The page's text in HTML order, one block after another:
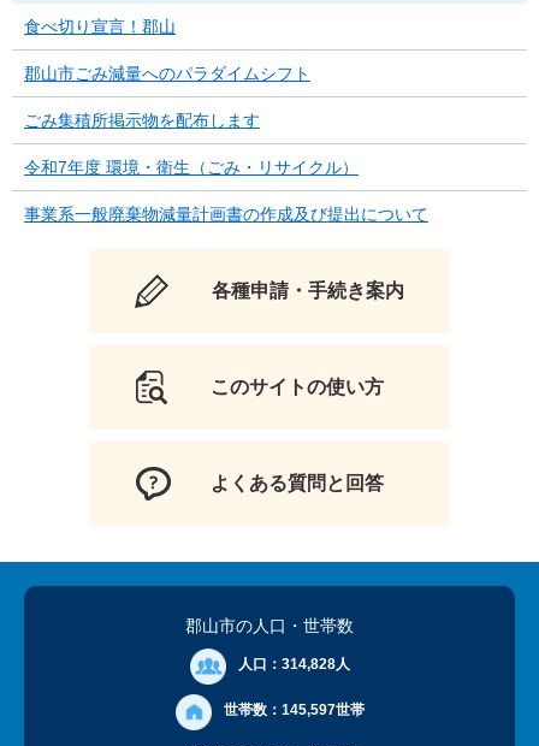
食べ切り宣言！郡山
郡山市ごみ減量へのパラダイムシフト
ごみ集積所掲示物を配布します
令和7年度 環境・衛生（ごみ・リサイクル）
事業系一般廃棄物減量計画書の作成及び提出について
各種申請・手続き案内
このサイトの使い方
よくある質問と回答
郡山市の人口 ・世帯数
人口： 314,828人
世帯数： 145,597世帯